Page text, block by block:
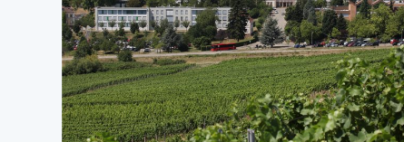
Klingenmünster
Kontakt Anfahrt Mehr